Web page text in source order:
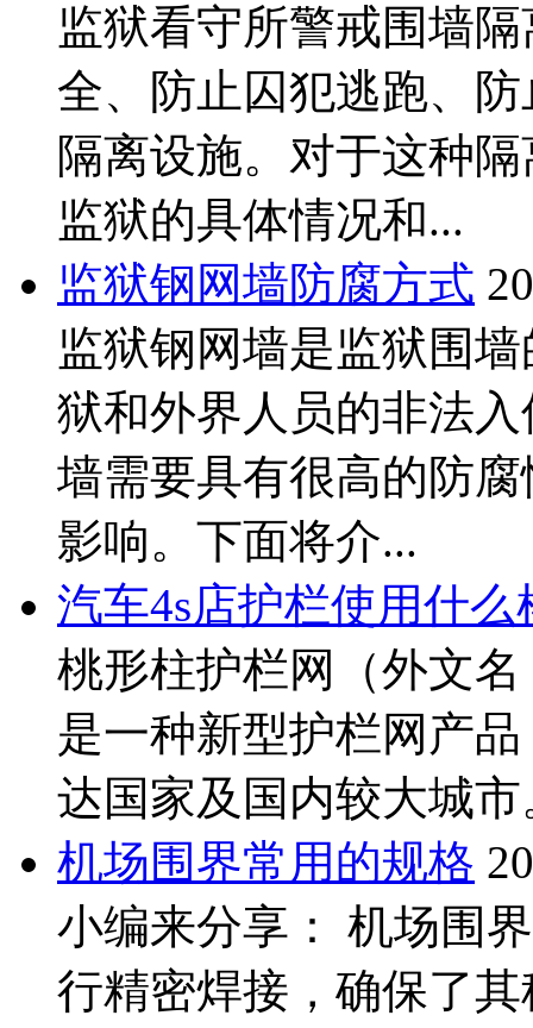
监狱看守所警戒围墙
全、防止囚犯逃跑、
隔离设施。对于这种
监狱的具体情况和...
监狱钢网墙防腐方式
监狱钢网墙是监狱围
狱和外界人员的非法
墙需要具有很高的防
影响。下面将介...
汽车4s店护栏使用什么
桃形柱护栏网（外文名
是一种新型护栏网产
达国家及国内较大城
机场围界常用的规格
小编来分享： 机场围
行精密焊接，确保了